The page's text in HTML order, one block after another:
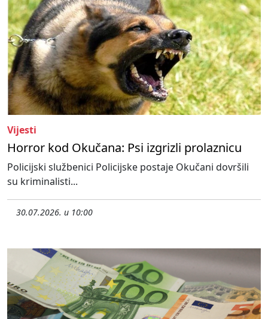
Vijesti
Horror kod Okučana: Psi izgrizli prolaznicu
Policijski službenici Policijske postaje Okučani dovršili
su kriminalisti...
30.07.2026. u 10:00